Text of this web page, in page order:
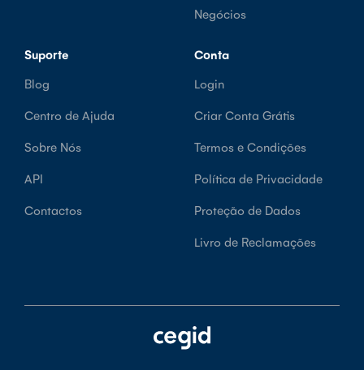
Negócios
Suporte
Blog
Centro de Ajuda
Sobre Nós
API
Contactos
Conta
Login
Criar Conta Grátis
Termos e Condições
Política de Privacidade
Proteção de Dados
Livro de Reclamações